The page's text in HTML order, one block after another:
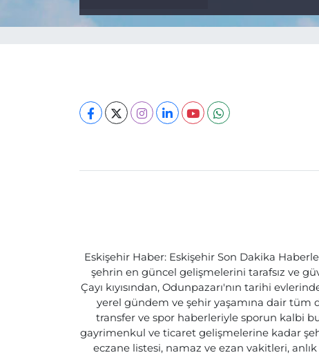
Eskişehir Haber: Eskişehir Son Dakika
şehrin en güncel gelişmelerini tarafsız ve
Çayı kıyısından, Odunpazarı'nın tarihi
yerel gündem ve şehir yaşamına dair tüm
transfer ve spor haberleriyle sporun kalbi
gayrimenkul ve ticaret gelişmelerine kadar
eczane listesi, namaz ve ezan vakitleri,